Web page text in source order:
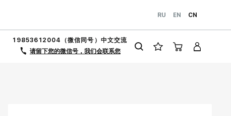
RU EN CN
19853612004（微信同号）中文交流
请留下您的微信号，我们会联系您